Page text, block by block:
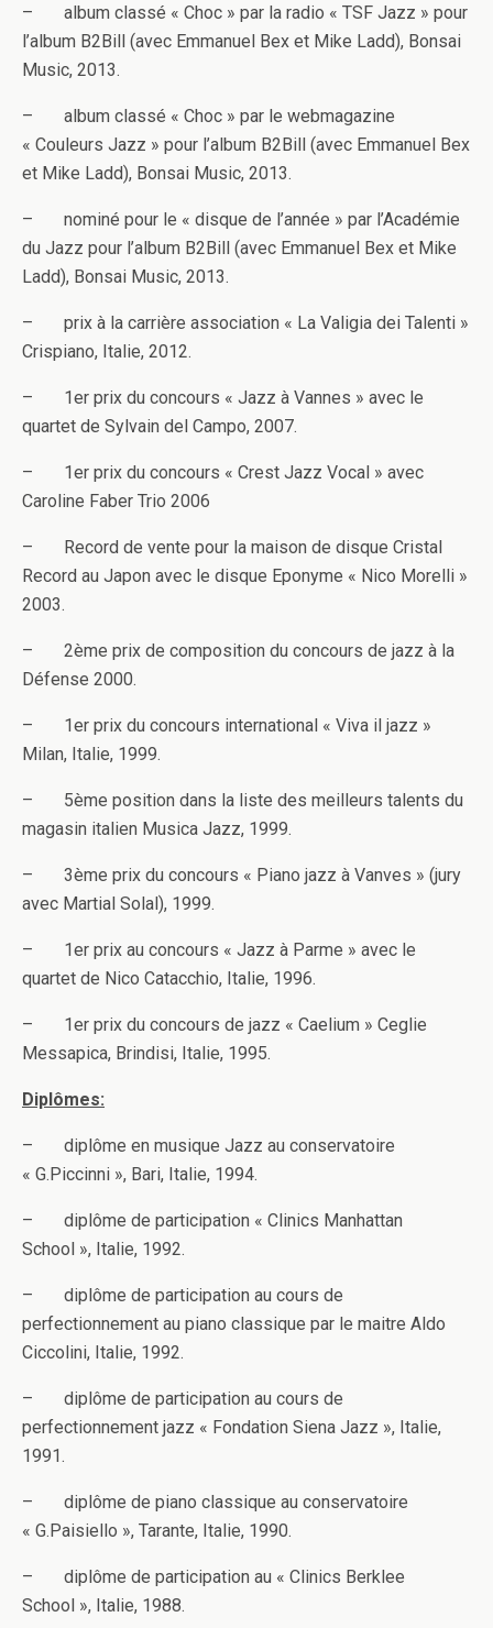
– album classé « Choc » par la radio « TSF Jazz » pour
l’album B2Bill (avec Emmanuel Bex et Mike Ladd), Bonsai
Music, 2013.
– album classé « Choc » par le webmagazine
« Couleurs Jazz » pour l’album B2Bill (avec Emmanuel Bex
et Mike Ladd), Bonsai Music, 2013.
– nominé pour le « disque de l’année » par l’Académie
du Jazz pour l’album B2Bill (avec Emmanuel Bex et Mike
Ladd), Bonsai Music, 2013.
– prix à la carrière association « La Valigia dei Talenti »
Crispiano, Italie, 2012.
– 1er prix du concours « Jazz à Vannes » avec le
quartet de Sylvain del Campo, 2007.
– 1er prix du concours « Crest Jazz Vocal » avec
Caroline Faber Trio 2006
– Record de vente pour la maison de disque Cristal
Record au Japon avec le disque Eponyme « Nico Morelli »
2003.
– 2ème prix de composition du concours de jazz à la
Défense 2000.
– 1er prix du concours international « Viva il jazz »
Milan, Italie, 1999.
– 5ème position dans la liste des meilleurs talents du
magasin italien Musica Jazz, 1999.
– 3ème prix du concours « Piano jazz à Vanves » (jury
avec Martial Solal), 1999.
– 1er prix au concours « Jazz à Parme » avec le
quartet de Nico Catacchio, Italie, 1996.
– 1er prix du concours de jazz « Caelium » Ceglie
Messapica, Brindisi, Italie, 1995.
Diplômes:
– diplôme en musique Jazz au conservatoire
« G.Piccinni », Bari, Italie, 1994.
– diplôme de participation « Clinics Manhattan
School », Italie, 1992.
– diplôme de participation au cours de
perfectionnement au piano classique par le maitre Aldo
Ciccolini, Italie, 1992.
– diplôme de participation au cours de
perfectionnement jazz « Fondation Siena Jazz », Italie,
1991.
– diplôme de piano classique au conservatoire
« G.Paisiello », Tarante, Italie, 1990.
– diplôme de participation au « Clinics Berklee
School », Italie, 1988.